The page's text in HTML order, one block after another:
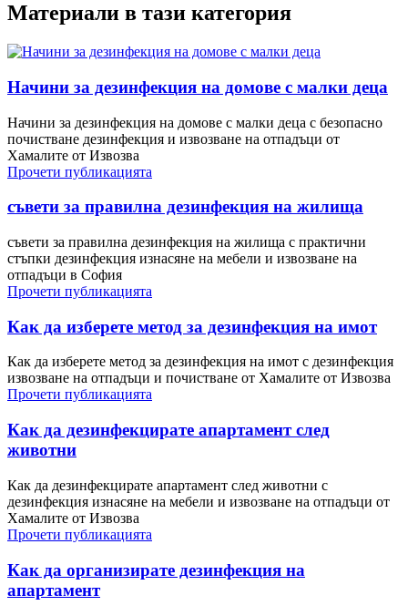
Материали в тази категория
Начини за дезинфекция на домове с малки деца
Начини за дезинфекция на домове с малки деца с безопасно
почистване дезинфекция и извозване на отпадъци от
Хамалите от Извозва
Прочети публикацията
съвети за правилна дезинфекция на жилища
съвети за правилна дезинфекция на жилища с практични
стъпки дезинфекция изнасяне на мебели и извозване на
отпадъци в София
Прочети публикацията
Как да изберете метод за дезинфекция на имот
Как да изберете метод за дезинфекция на имот с дезинфекция
извозване на отпадъци и почистване от Хамалите от Извозва
Прочети публикацията
Как да дезинфекцирате апартамент след
животни
Как да дезинфекцирате апартамент след животни с
дезинфекция изнасяне на мебели и извозване на отпадъци от
Хамалите от Извозва
Прочети публикацията
Как да организирате дезинфекция на
апартамент